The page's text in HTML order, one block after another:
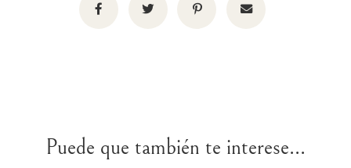
Puede que también te interese...